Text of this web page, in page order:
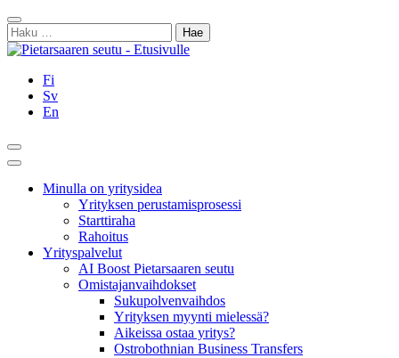
Siirry
sisältöön
Sulje
Haku:
Fi
Sv
En
Hae
Päävalikko
Minulla on yritysidea
Yrityksen perustamisprosessi
Starttiraha
Rahoitus
Yrityspalvelut
AI Boost Pietarsaaren seutu
Omistajanvaihdokset
Sukupolvenvaihdos
Yrityksen myynti mielessä?
Aikeissa ostaa yritys?
Ostrobothnian Business Transfers